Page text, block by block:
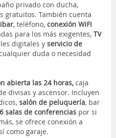
privado con ducha,
gratuitos. También cuenta
, teléfono, conexión WiFi
para los más exigentes, TV
digitales y servicio de
duda o necesidad
abierta las 24 horas, caja
divisas y ascensor. Incluyen
salón de peluquería, bar
salas de conferencias por si
se ofrece conexión a
como garaje.